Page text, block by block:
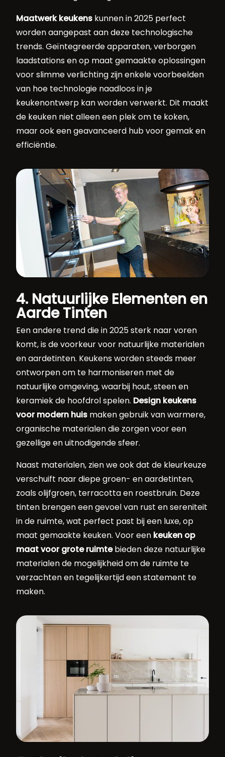
Maatwerk keukens kunnen in 2025 perfect
worden aangepast aan deze technologische
trends. Geïntegreerde apparaten, verborgen
laadstations en op maat gemaakte oplossingen
voor slimme verlichting zijn enkele voorbeelden
van hoe technologie naadloos in je
keukenontwerp kan worden verwerkt. Dit maakt
de keuken niet alleen een plek om te koken,
maar ook een geavanceerd hub voor gemak en
efficiëntie.
4. Natuurlijke Elementen en
Aarde Tinten
Een andere trend die in 2025 sterk naar voren
komt, is de voorkeur voor natuurlijke materialen
en aardetinten. Keukens worden steeds meer
ontworpen om te harmoniseren met de
natuurlijke omgeving, waarbij hout, steen en
keramiek de hoofdrol spelen. Design keukens
voor modern huis maken gebruik van warmere,
organische materialen die zorgen voor een
gezellige en uitnodigende sfeer.
Naast materialen, zien we ook dat de kleurkeuze
verschuift naar diepe groen- en aardetinten,
zoals olijfgroen, terracotta en roestbruin. Deze
tinten brengen een gevoel van rust en sereniteit
in de ruimte, wat perfect past bij een luxe, op
maat gemaakte keuken. Voor een keuken op
maat voor grote ruimtebieden deze natuurlijke
materialen de mogelijkheid om de ruimte te
verzachten en tegelijkertijd een statement te
maken.